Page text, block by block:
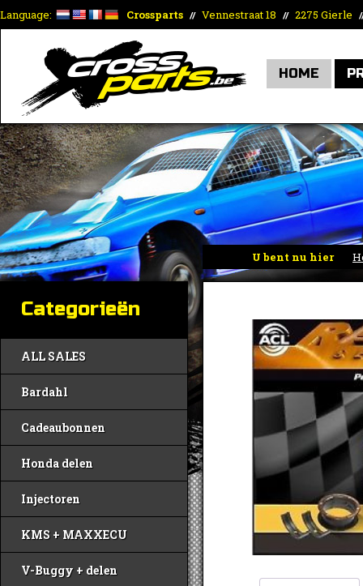
Language: Crossparts // Vennestraat 18 // 2275 Gierle
HOME
U bent nu hier
Categorieën
ALL SALES
Bardahl
Cadeaubonnen
Honda delen
Injectoren
KMS + MAXXECU
V-Buggy + delen